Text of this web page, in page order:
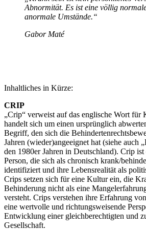
Abnormität. Es ist eine völlig
anormale Umstände.“
Gabor Maté
Inhaltliches in Kürze:
CRIP
„Crip“ verweist auf das englische Wort für
handelt sich um einen ursprünglich
Begriff, den sich die
Jahren (wieder)angeeignet hat (siehe auch
den 1980er Jahren in Deutschland). Crip
Person, die sich als chronisch krank/
identifiziert und ihre Lebensrealität als
Crips setzen sich für eine Kultur ein, die
Behinderung nicht als eine
versteht. Crips verstehen ihre Erfahrung
eine wertvolle und richtungsweisende
Entwicklung einer gleichberechtigten und
Gesellschaft.